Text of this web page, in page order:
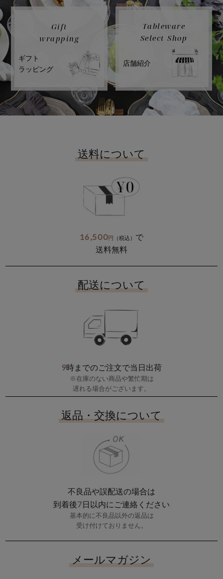
Gift
wrapping
ギフト
ラッピング
Tableware
Select Shop
店舗紹介
送料について
16,500円 （税込） で
送料無料
配送について
9時までのご注文で当日出荷
※在庫のない商品や繁忙期は
遅れる場合がございます。
返品・交換について
不良品や誤配送の場合は
到着後7日以内にご連絡ください
基本的に不良品以外の返品は
受け付けておりません。
メールマガジン